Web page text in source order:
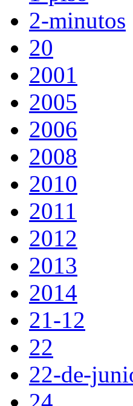
2-minutos
20
2001
2005
2006
2008
2010
2011
2012
2013
2014
21-12
22
22-de-